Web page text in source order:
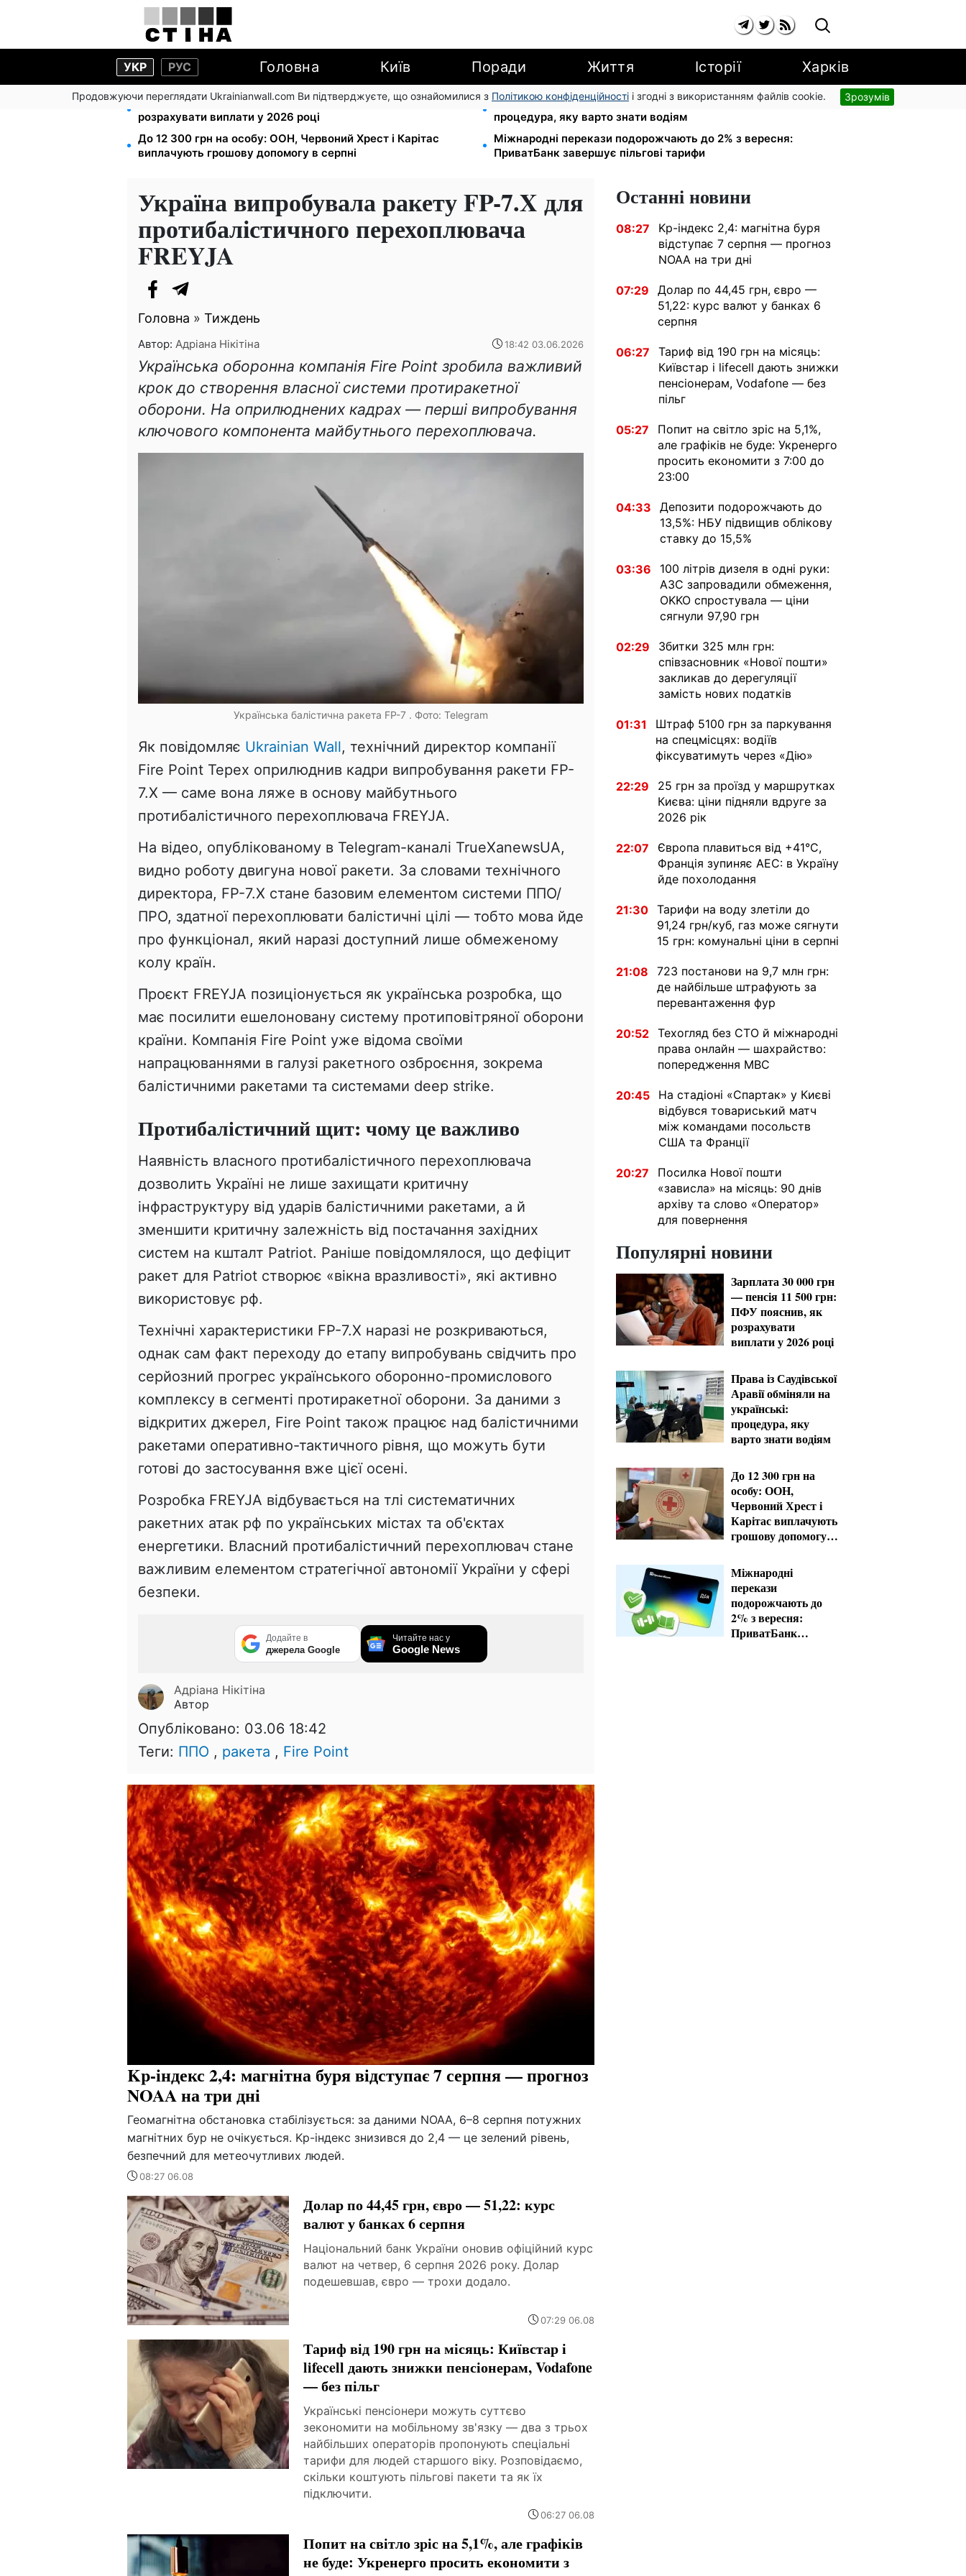
УКР РУС Головна Київ Поради Життя Історії Харків
Продовжуючи переглядати Ukrainianwall.com Ви підтверджуєте, що ознайомилися з Політикою конфіденційності і згодні з використанням файлів cookie. Зрозумів
Зарплата 30 000 грн — пенсія 11 500 грн: ПФУ пояснив, як
розрахувати виплати у 2026 році
Права із Саудівської Аравії обміняли на українські:
процедура, яку варто знати водіям
До 12 300 грн на особу: ООН, Червоний Хрест і Карітас
виплачують грошову допомогу в серпні
Міжнародні перекази подорожчають до 2% з вересня:
ПриватБанк завершує пільгові тарифи
Україна випробувала ракету FP-7.X для
протибалістичного перехоплювача
FREYJA
Головна » Тиждень
Автор: Адріана Нікітіна 18:42 03.06.2026
Українська оборонна компанія Fire Point зробила важливий
крок до створення власної системи протиракетної
оборони. На оприлюднених кадрах — перші випробування
ключового компонента майбутнього перехоплювача.
Українська балістична ракета FP-7 . Фото: Telegram
Як повідомляє Ukrainian Wall, технічний директор компанії
Fire Point Терех оприлюднив кадри випробування ракети FP-
7.X — саме вона ляже в основу майбутнього
протибалістичного перехоплювача FREYJA.
На відео, опублікованому в Telegram-каналі TrueXanewsUA,
видно роботу двигуна нової ракети. За словами технічного
директора, FP-7.X стане базовим елементом системи ППО/
ПРО, здатної перехоплювати балістичні цілі — тобто мова йде
про функціонал, який наразі доступний лише обмеженому
колу країн.
Проєкт FREYJA позиціонується як українська розробка, що
має посилити ешелоновану систему протиповітряної оборони
країни. Компанія Fire Point уже відома своїми
напрацюваннями в галузі ракетного озброєння, зокрема
балістичними ракетами та системами deep strike.
Протибалістичний щит: чому це важливо
Наявність власного протибалістичного перехоплювача
дозволить Україні не лише захищати критичну
інфраструктуру від ударів балістичними ракетами, а й
зменшити критичну залежність від постачання західних
систем на кшталт Patriot. Раніше повідомлялося, що дефіцит
ракет для Patriot створює «вікна вразливості», які активно
використовує рф.
Технічні характеристики FP-7.X наразі не розкриваються,
однак сам факт переходу до етапу випробувань свідчить про
серйозний прогрес українського оборонно-промислового
комплексу в сегменті протиракетної оборони. За даними з
відкритих джерел, Fire Point також працює над балістичними
ракетами оперативно-тактичного рівня, що можуть бути
готові до застосування вже цієї осені.
Розробка FREYJA відбувається на тлі систематичних
ракетних атак рф по українських містах та об'єктах
енергетики. Власний протибалістичний перехоплювач стане
важливим елементом стратегічної автономії України у сфері
безпеки.
Додайте в
джерела Google
Читайте нас у
Google News
Адріана Нікітіна
Автор
Опубліковано: 03.06 18:42
Теги: ППО , ракета , Fire Point
Kp-індекс 2,4: магнітна буря відступає 7 серпня — прогноз
NOAA на три дні
Геомагнітна обстановка стабілізується: за даними NOAA, 6–8 серпня потужних
магнітних бур не очікується. Kp-індекс знизився до 2,4 — це зелений рівень,
безпечний для метеочутливих людей.
08:27 06.08
Долар по 44,45 грн, євро — 51,22: курс
валют у банках 6 серпня
Національний банк України оновив офіційний курс
валют на четвер, 6 серпня 2026 року. Долар
подешевшав, євро — трохи додало.
07:29 06.08
Тариф від 190 грн на місяць: Київстар і
lifecell дають знижки пенсіонерам, Vodafone
— без пільг
Українські пенсіонери можуть суттєво
зекономити на мобільному зв'язку — два з трьох
найбільших операторів пропонують спеціальні
тарифи для людей старшого віку. Розповідаємо,
скільки коштують пільгові пакети та як їх
підключити.
06:27 06.08
Попит на світло зріс на 5,1%, але графіків
не буде: Укренерго просить економити з
Останні новини
08:27
Kp-індекс 2,4: магнітна буря
відступає 7 серпня — прогноз
NOAA на три дні
07:29
Долар по 44,45 грн, євро —
51,22: курс валют у банках 6
серпня
06:27
Тариф від 190 грн на місяць:
Київстар і lifecell дають знижки
пенсіонерам, Vodafone — без
пільг
05:27
Попит на світло зріс на 5,1%,
але графіків не буде: Укренерго
просить економити з 7:00 до
23:00
04:33
Депозити подорожчають до
13,5%: НБУ підвищив облікову
ставку до 15,5%
03:36
100 літрів дизеля в одні руки:
АЗС запровадили обмеження,
OKKO спростувала — ціни
сягнули 97,90 грн
02:29
Збитки 325 млн грн:
співзасновник «Нової пошти»
закликав до дерегуляції
замість нових податків
01:31
Штраф 5100 грн за паркування
на спецмісцях: водіїв
фіксуватимуть через «Дію»
22:29
25 грн за проїзд у маршрутках
Києва: ціни підняли вдруге за
2026 рік
22:07
Європа плавиться від +41°C,
Франція зупиняє АЕС: в Україну
йде похолодання
21:30 Тарифи на воду злетіли до
91,24 грн/куб, газ може сягнути
15 грн: комунальні ціни в серпні
21:08
723 постанови на 9,7 млн грн:
де найбільше штрафують за
перевантаження фур
20:52 Техогляд без СТО й міжнародні
права онлайн — шахрайство:
попередження МВС
20:45
На стадіоні «Спартак» у Києві
відбувся товариський матч
між командами посольств
США та Франції
20:27
Посилка Нової пошти
«зависла» на місяць: 90 днів
архіву та слово «Оператор»
для повернення
Популярні новини
Зарплата 30 000 грн
— пенсія 11 500 грн:
ПФУ пояснив, як
розрахувати
виплати у 2026 році
Права із Саудівської
Аравії обміняли на
українські:
процедура, яку
варто знати водіям
До 12 300 грн на
особу: ООН,
Червоний Хрест і
Карітас виплачують
грошову допомогу в
Міжнародні
перекази
подорожчають до
2% з вересня:
ПриватБанк